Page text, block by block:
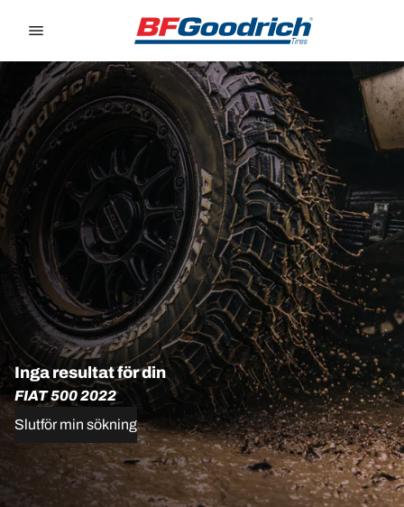
Inga resultat för din
FIAT 500 2022
Slutför min sökning